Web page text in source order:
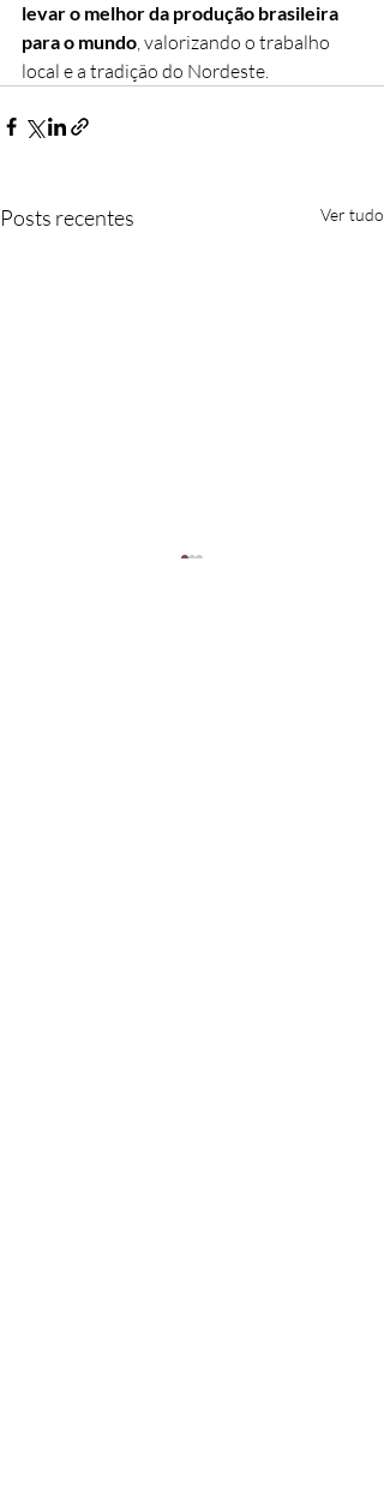
levar o melhor da produção brasileira
para o mundo, valorizando o trabalho
local e a tradição do Nordeste.
Posts recentes Ver tudo